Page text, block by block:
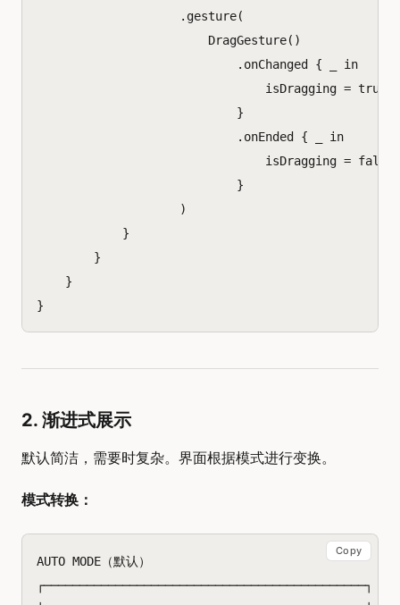
. gesture(
DragGesture()
. onChanged {
in
isDragging = true
}
. onEnded {
in
isDragging = false
}
)
}
}
}
}
2. 渐进式展示
默认简洁，需要时复杂。界面根据模式进行变换。
模式转换：
AUTO MODE（默认）
┌─────────────────────────────────────────────┐
Copy